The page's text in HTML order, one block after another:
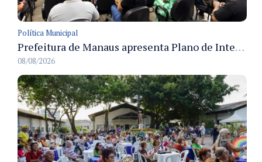
Política Municipal
Prefeitura de Manaus apresenta Plano de Integridade da CGM e qualifica servidores para governança e conformidade no biênio 2027-2028
08/08/2026